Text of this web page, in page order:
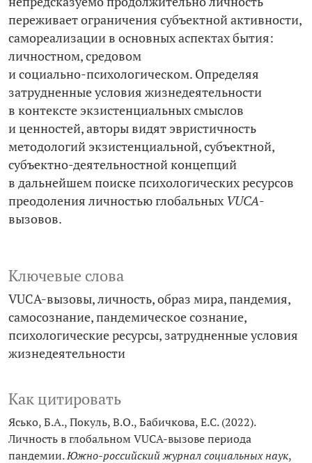
Как цитировать
Ясько, Б.А., Покуль, В.О., Бабичкова, Е.С. (2022).
Личность в глобальном VUCA-вызове периода
пандемии.Южно-российский журнал социальных наук,
переживает ограничения субъектной активности,
самореализации в основных аспектах бытия:
личностном, средовом
и социально-­психологическом. Определяя
затрудненные условия жизнедеятельности
в контексте экзистенциальных смыслов
и ценностей, авторы видят эвристичность
методологий экзистенциальной, субъектной,
субъектно-­деятельностной концепций
в дальнейшем поиске психологических ресурсов
преодоления личностью глобальных VUCA-
вызовов.
Ключевые слова
VUCA-вызовы личность образ мира пандемия
самосознание пандемическое сознание
психологические ресурсы затрудненные условия
жизнедеятельности